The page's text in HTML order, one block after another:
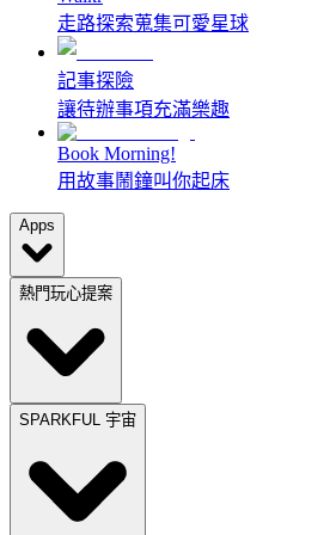
走路探索蒐集可愛星球
記事探險
讓待辦事項充滿樂趣
Book Morning!
用故事鬧鐘叫你起床
Apps
熱門玩心提案
SPARKFUL 宇宙